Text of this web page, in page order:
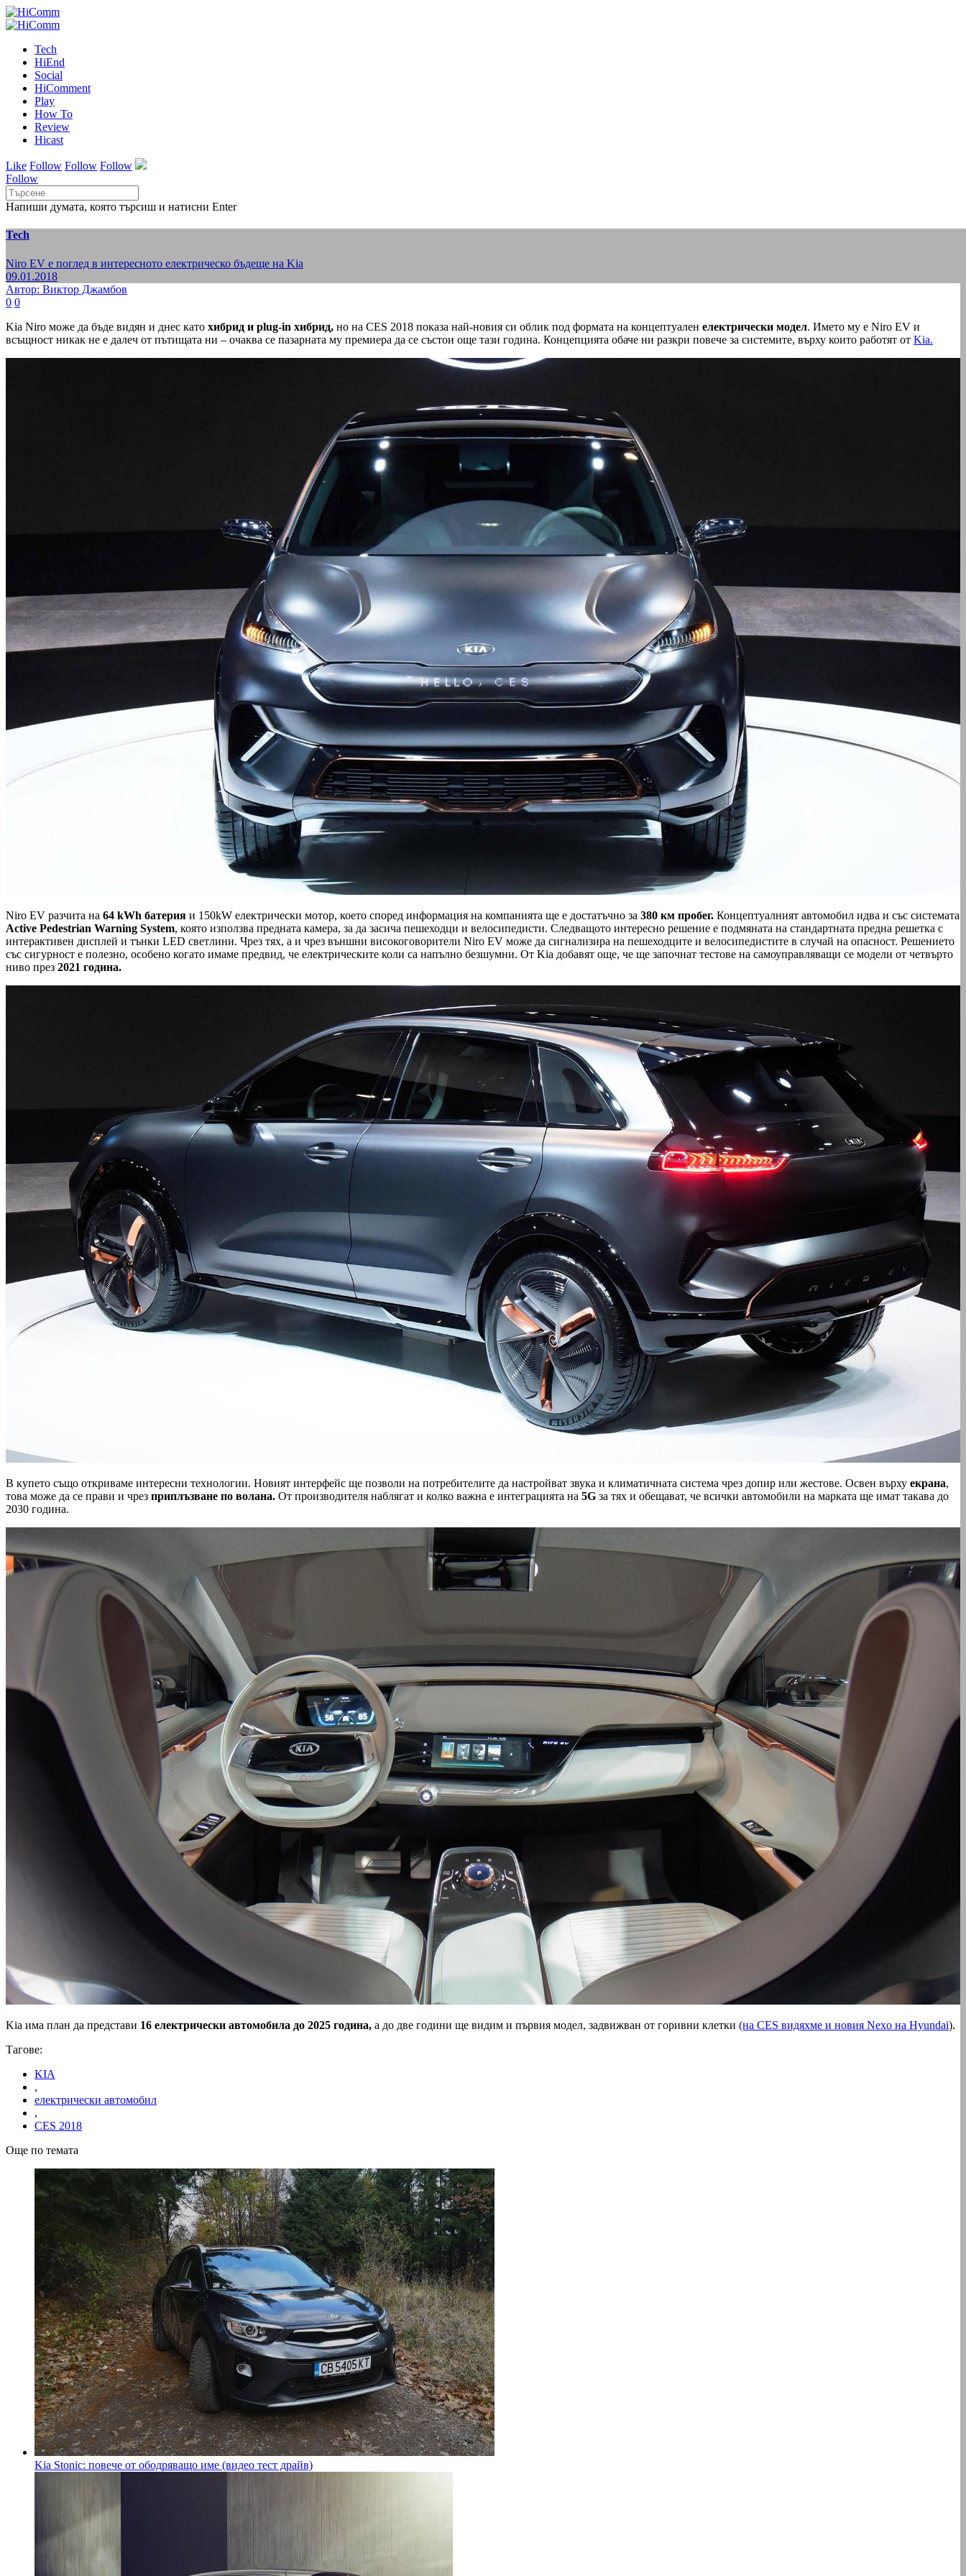
Tech
HiEnd
Social
HiComment
Play
How To
Review
Hicast
Like Follow Follow Follow
Follow
Напиши думата, която търсиш и натисни Enter
Tech
Niro EV е поглед в интересното електрическо бъдеще на Kia
09.01.2018
Автор: Виктор Джамбов
0 0
Kia Niro може да бъде видян и днес като хибрид и plug-in хибрид, но на CES 2018 показа най-новия си облик под формата на концептуален електрически модел. Името му е Niro EV и
всъщност никак не е далеч от пътищата ни – очаква се пазарната му премиера да се състои още тази година. Концепцията обаче ни разкри повече за системите, върху които работят от Kia.
Niro EV разчита на 64 kWh батерия и 150kW електрически мотор, което според информация на компанията ще е достатъчно за 380 км пробег. Концептуалният автомобил идва и със системата
Active Pedestrian Warning System, която използва предната камера, за да засича пешеходци и велосипедисти. Следващото интересно решение е подмяната на стандартната предна решетка с
интерактивен дисплей и тънки LED светлини. Чрез тях, а и чрез външни високоговорители Niro EV може да сигнализира на пешеходците и велосипедистите в случай на опасност. Решението
със сигурност е полезно, особено когато имаме предвид, че електрическите коли са напълно безшумни. От Kia добавят още, че ще започнат тестове на самоуправляващи се модели от четвърто
ниво през 2021 година.
В купето също откриваме интересни технологии. Новият интерфейс ще позволи на потребителите да настройват звука и климатичната система чрез допир или жестове. Освен върху екрана,
това може да се прави и чрез приплъзване по волана. От производителя наблягат и колко важна е интеграцията на 5G за тях и обещават, че всички автомобили на марката ще имат такава до
2030 година.
Kia има план да представи 16 електрически автомобила до 2025 година, а до две години ще видим и първия модел, задвижван от горивни клетки (на CES видяхме и новия Nexo на Hyundai).
Тагове:
KIA
,
електрически автомобил
,
CES 2018
Още по темата
Kia Stonic: повече от ободряващо име (видео тест драйв)